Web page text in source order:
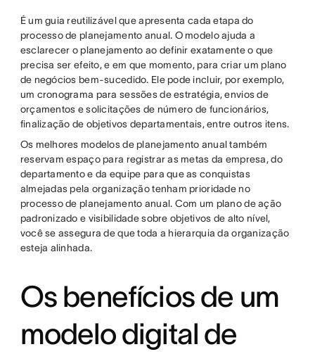
É um guia reutilizável que apresenta cada etapa do
processo de planejamento anual. O modelo ajuda a
esclarecer o planejamento ao definir exatamente o que
precisa ser efeito, e em que momento, para criar um plano
de negócios bem-sucedido. Ele pode incluir, por exemplo,
um cronograma para sessões de estratégia, envios de
orçamentos e solicitações de número de funcionários,
finalização de objetivos departamentais, entre outros itens.
Os melhores modelos de planejamento anual também
reservam espaço para registrar as metas da empresa, do
departamento e da equipe para que as conquistas
almejadas pela organização tenham prioridade no
processo de planejamento anual. Com um plano de ação
padronizado e visibilidade sobre objetivos de alto nível,
você se assegura de que toda a hierarquia da organização
esteja alinhada.
Os benefícios de um
modelo digital de